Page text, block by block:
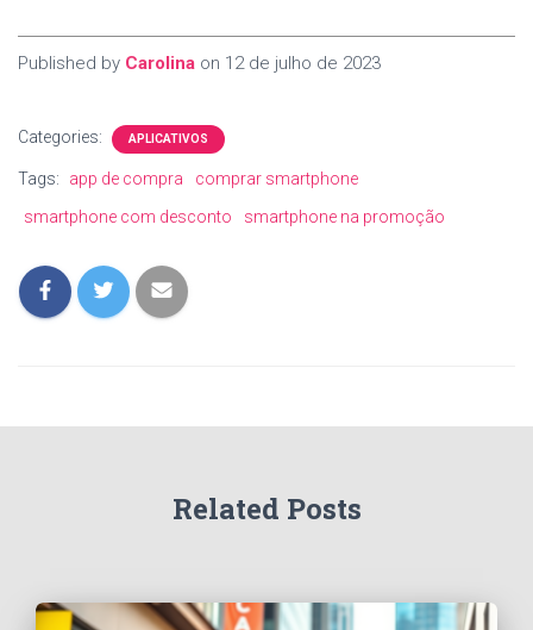
Published by Carolina on 12 de julho de 2023
Categories: APLICATIVOS
Tags: app de compra
comprar smartphone
smartphone com desconto
smartphone na promoção
Related Posts